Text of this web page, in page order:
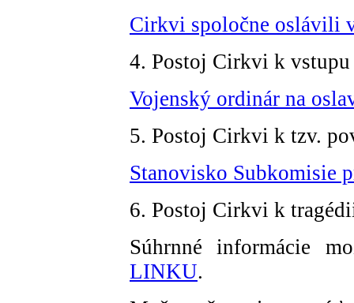
Cirkvi spoločne oslávili
4. Postoj Cirkvi k
Vojenský ordinár na
5. Postoj Cirkvi k tzv.
Stanovisko Subkomisie
6. Postoj Cirkvi k
Súhrnné informácie
LINKU.